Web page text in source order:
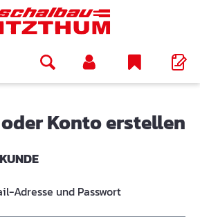
Konto erstellen
Adresse und Passwort